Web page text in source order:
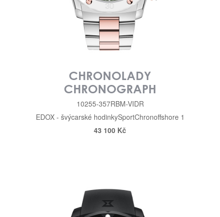
CHRONOLADY
CHRONOGRAPH
10255-357RBM-VIDR
EDOX - švýcarské hodinkySportChronoffshore 1
43 100 Kč